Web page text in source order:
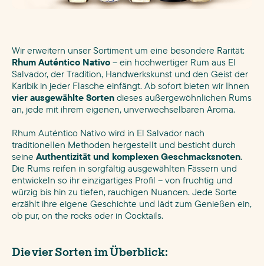
Wir erweitern unser Sortiment um eine besondere Rarität:
Rhum Auténtico Nativo – ein hochwertiger Rum aus El
Salvador, der Tradition, Handwerkskunst und den Geist der
Karibik in jeder Flasche einfängt. Ab sofort bieten wir Ihnen
vier ausgewählte Sorten dieses außergewöhnlichen Rums
an, jede mit ihrem eigenen, unverwechselbaren Aroma.
Rhum Auténtico Nativo wird in El Salvador nach
traditionellen Methoden hergestellt und besticht durch
seine Authentizität und komplexen Geschmacksnoten.
Die Rums reifen in sorgfältig ausgewählten Fässern und
entwickeln so ihr einzigartiges Profil – von fruchtig und
würzig bis hin zu tiefen, rauchigen Nuancen. Jede Sorte
erzählt ihre eigene Geschichte und lädt zum Genießen ein,
ob pur, on the rocks oder in Cocktails.
Die vier Sorten im Überblick: